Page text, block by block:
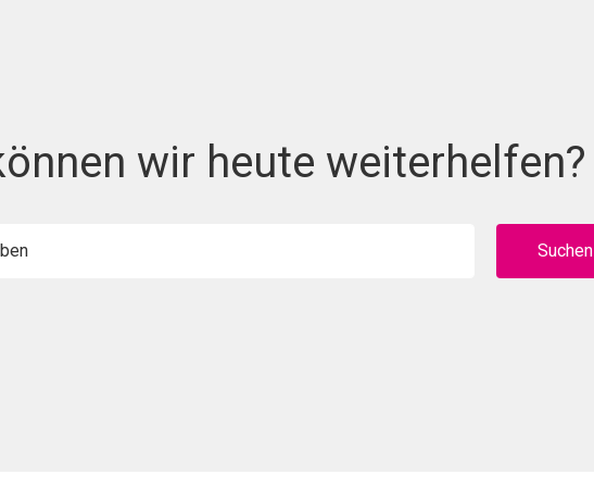
wir heute weiterhelfen?
Suchen